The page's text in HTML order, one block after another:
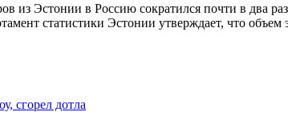
из Эстонии в Россию сократился почти в два
статистики Эстонии утверждает, что
сгорел дотла